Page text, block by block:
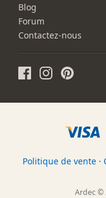
Blog
Forum
Contactez-nous
Politique de vente ·
Ardec ©